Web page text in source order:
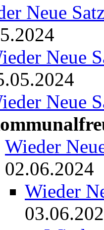
Neue
Neue
Neue
Wieder
02.06.2024
Wieder